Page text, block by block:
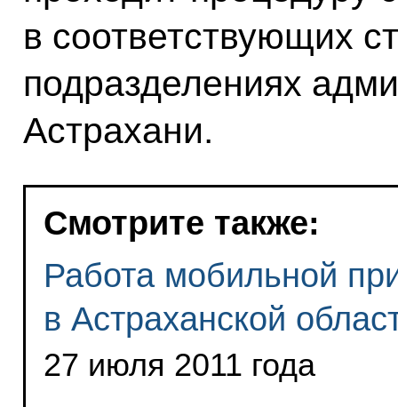
в соответствующих
подразделениях
Астрахани.
Смотрите также:
Работа мобильной
в Астраханской
27 июля 2011 года